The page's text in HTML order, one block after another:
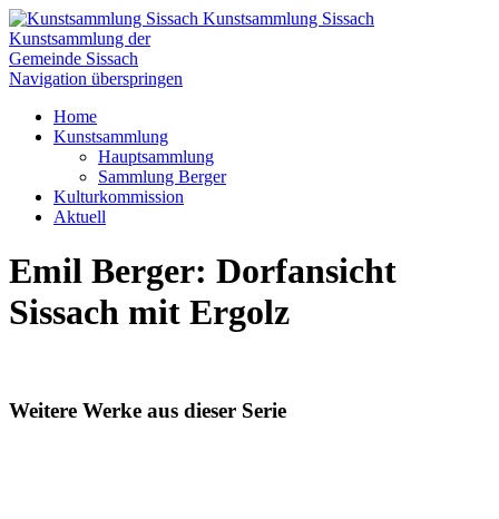
Kunstsammlung Sissach
Kunstsammlung der
Gemeinde Sissach
Navigation überspringen
Home
Kunstsammlung
Hauptsammlung
Sammlung Berger
Kulturkommission
Aktuell
Emil Berger: Dorfansicht
Sissach mit Ergolz
Weitere Werke aus dieser Serie